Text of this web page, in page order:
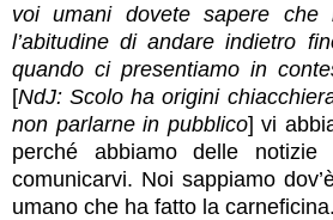
voi umani dovete sapere che
l’abitudine di andare indietro
quando ci presentiamo in
[NdJ: Scolo ha origini
non parlarne in pubblico] vi
perché abbiamo delle notizie
comunicarvi. Noi sappiamo
umano che ha fatto la carneficina.